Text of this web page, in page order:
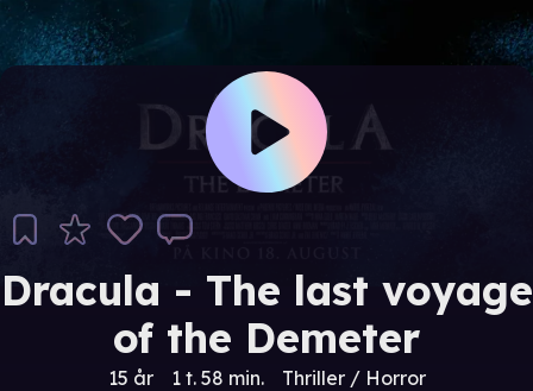
Dracula - The last voyage
of the Demeter
15 år 1 t. 58 min. Thriller / Horror